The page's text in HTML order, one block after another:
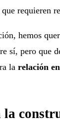
requieren
hemos
sí, pero que
la relación